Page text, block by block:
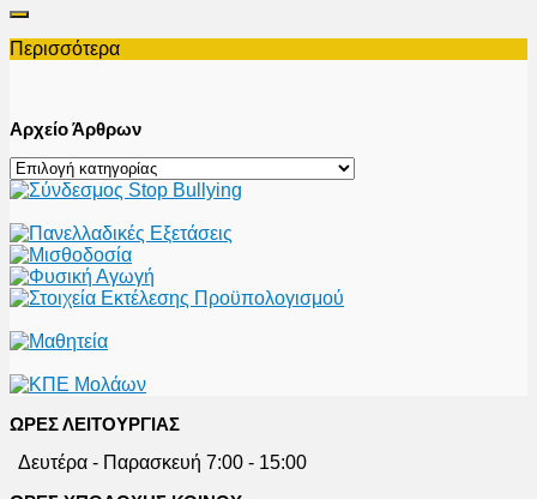
Περισσότερα
Αρχείο Άρθρων
Αρχείο
Άρθρων
ΩΡΕΣ ΛΕΙΤΟΥΡΓΙΑΣ
Δευτέρα - Παρασκευή 7:00 - 15:00